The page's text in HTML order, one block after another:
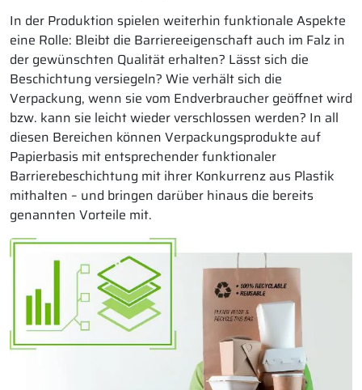
In der Produktion spielen weiterhin funktionale Aspekte
eine Rolle: Bleibt die Barriereeigenschaft auch im Falz in
der gewünschten Qualität erhalten? Lässt sich die
Beschichtung versiegeln? Wie verhält sich die
Verpackung, wenn sie vom Endverbraucher geöffnet wird
bzw. kann sie leicht wieder verschlossen werden? In all
diesen Bereichen können Verpackungsprodukte auf
Papierbasis mit entsprechender funktionaler
Barrierebeschichtung mit ihrer Konkurrenz aus Plastik
mithalten – und bringen darüber hinaus die bereits
genannten Vorteile mit.